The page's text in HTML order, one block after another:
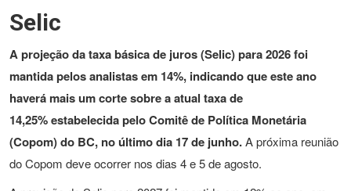
Selic
A projeção da taxa básica de juros (Selic) para 2026 foi
mantida pelos analistas em 14%, indicando que este ano
haverá mais um corte sobre a atual taxa de
14,25% estabelecida pelo Comitê de Política Monetária
(Copom) do BC, no último dia 17 de junho.A próxima reunião
do Copom deve ocorrer nos dias 4 e 5 de agosto.